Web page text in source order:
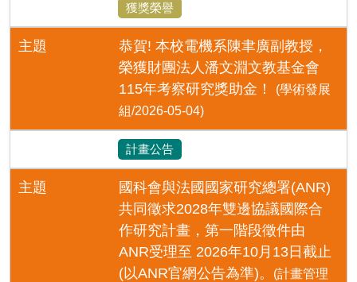
獲獎榮譽
主題
恭賀! 本校電機系陳聿廣副教授，
榮獲財團法人潘文淵文教基金會
115年考察研究獎助金！
(學術發展
組/2026-05-04)
計畫公告
主題
國科會與法國國家研究總署(ANR)
共同徵求2028年雙邊協議國際合
作研究計畫，第一階段徵件由
ANR受理至 2026年10月13日截止
(以ANR官網公告為準)。
(計畫管理